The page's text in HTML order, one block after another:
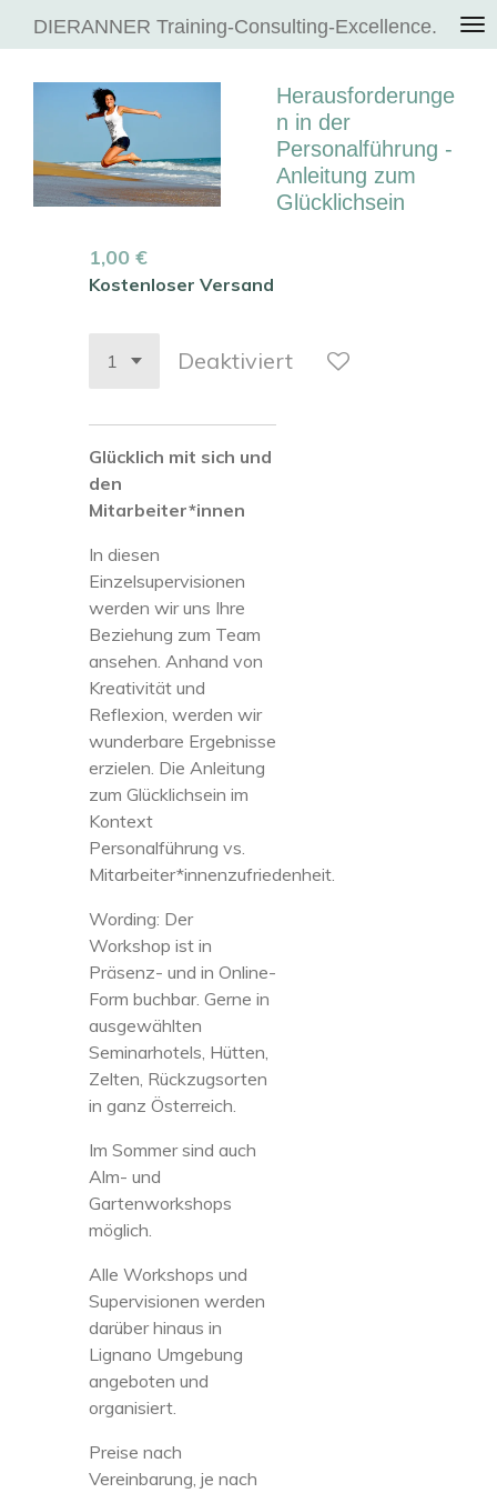
Zum
Hauptinhalt
DIERANNER Training-Consulting-Excellence.
Herausforderunge
n in der
Personalführung -
Anleitung zum
Glücklichsein
1,00 €
Kostenloser Versand
Deaktiviert
Glücklich mit sich und
den
Mitarbeiter*innen
In diesen
Einzelsupervisionen
werden wir uns Ihre
Beziehung zum Team
ansehen. Anhand von
Kreativität und
Reflexion, werden wir
wunderbare Ergebnisse
erzielen. Die Anleitung
zum Glücklichsein im
Kontext
Personalführung vs.
Mitarbeiter*innenzufriedenheit.
Wording: Der
Workshop ist in
Präsenz- und in Online-
Form buchbar. Gerne in
ausgewählten
Seminarhotels, Hütten,
Zelten, Rückzugsorten
in ganz Österreich.
Im Sommer sind auch
Alm- und
Gartenworkshops
möglich.
Alle Workshops und
Supervisionen werden
darüber hinaus in
Lignano Umgebung
angeboten und
organisiert.
Preise nach
Vereinbarung, je nach